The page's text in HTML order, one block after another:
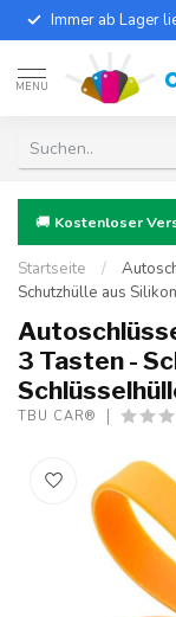
Immer ab Lager
MENU
🚚 Kostenloser
Startseite /
Schutzhülle aus
3 Tasten -
TBU CAR®